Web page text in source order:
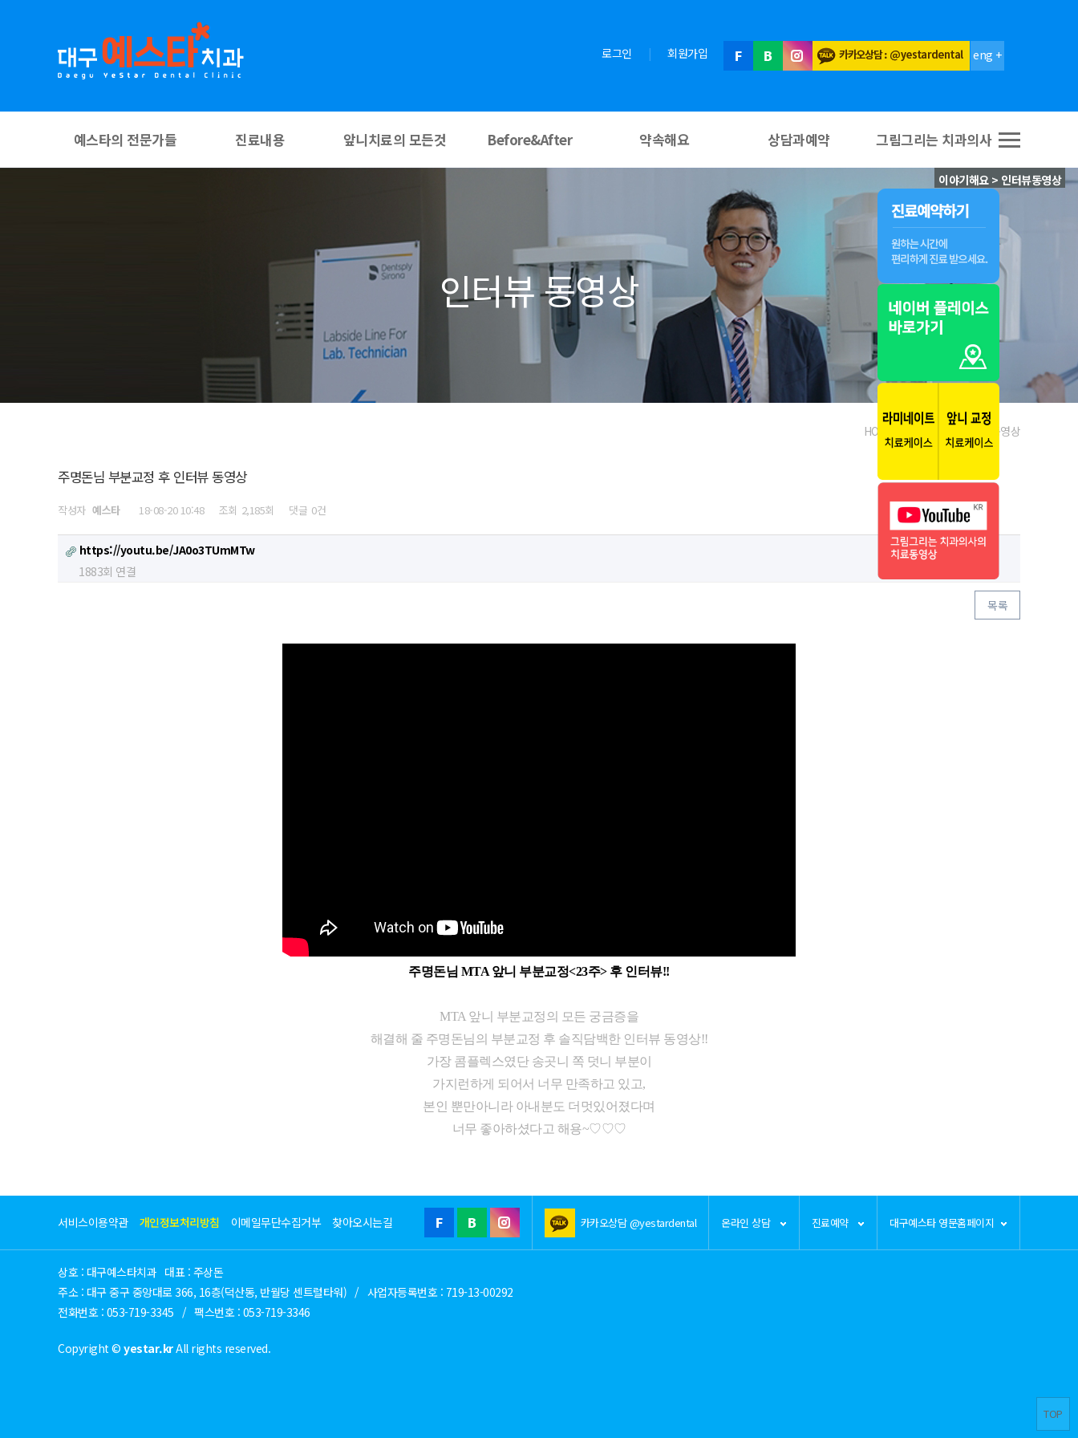
로그인 | 회원가입 eng +
예스타의 전문가들 진료내용 앞니치료의 모든것 Before&After 약속해요 상담과예약 그림그리는 치과의사
인터뷰 동영상
HOME > 약속해요 > 인터뷰 동영상
이야기해요 > 인터뷰동영상
주명돈님 부분교정 후 인터뷰 동영상
작성자 예스타 18-08-20 10:48 조회 2,185회 댓글 0건
https://youtu.be/JA0o3TUmMTw
1883회 연결
목록
주명돈님 MTA 앞니 부분교정<23주> 후 인터뷰!!
MTA 앞니 부분교정의 모든 궁금증을
해결해 줄 주명돈님의 부분교정 후 솔직담백한 인터뷰 동영상!!
가장 콤플렉스였단 송곳니 쪽 덧니 부분이
가지런하게 되어서 너무 만족하고 있고,
본인 뿐만아니라 아내분도 더멋있어졌다며
너무 좋아하셨다고 해용~♡♡♡
서비스이용약관 개인정보처리방침 이메일무단수집거부 찾아오시는길 카카오상담 @yestardental 온라인 상담 진료예약 대구예스타 영문홈페이지
상호 : 대구예스타치과 대표 : 주상돈
주소 : 대구 중구 중앙대로 366, 16층(덕산동, 반월당 센트럴타워) / 사업자등록번호 : 719-13-00292
전화번호 : 053-719-3345 / 팩스번호 : 053-719-3346
Copyright © yestar.krAll rights reserved.
TOP